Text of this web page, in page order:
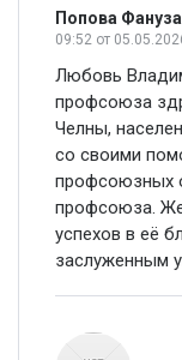
Попова
09:52 от
Любовь
профсоюза
Челны,
со своими
профсоюзных
профсоюза.
успехов в её
заслуженным